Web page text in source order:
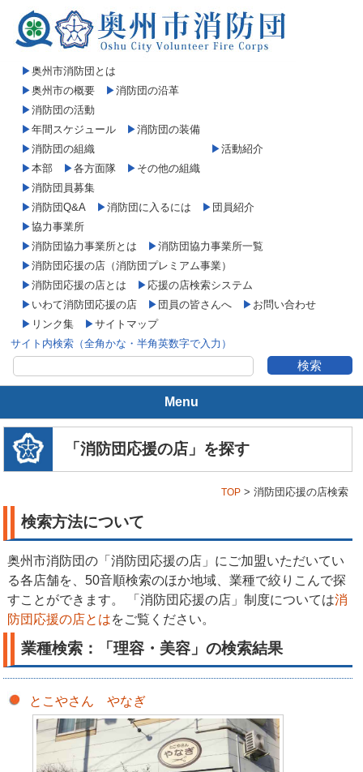
▶奥州市消防団とは
▶奥州市の概要 ▶消防団の沿革
▶消防団の活動
▶年間スケジュール ▶消防団の装備
▶消防団の組織
▶本部 ▶各方面隊 ▶ その他の組織
▶活動紹介
▶消防団員募集
▶消防団Q&A ▶消防団に入るには ▶ 団員紹介
▶協力事業所
▶消防団協力事業所とは ▶消防団協力事業所一覧
▶消防団応援の店（消防団プレミアム事業）
▶消防団応援の店とは ▶ 応援の店検索システム
▶ いわて消防団応援の店 ▶ 団員の皆さんへ ▶ お問い合わせ
▶ リンク集 ▶サイトマップ
サイト内検索（全角かな・半角英数字で入力）
Menu
奥州市消防団とは
奥州市の概要
消防団の沿革
消防団の活動
年間スケジュール
消防団の装備
消防団の組織
本部
各方面隊
「消防団応援の店」を探す
TOP > 消防団応援の店検索
検索方法について
奥州市消防団の「消防団応援の店」にご加盟いただいてい
る各店舗を、50音順検索のほか地域、業種で絞りこんで探
すことができます。 「消防団応援の店」制度については消
防団応援の店とはをご覧ください。
業種検索：「理容・美容」の検索結果
とこやさん やなぎ